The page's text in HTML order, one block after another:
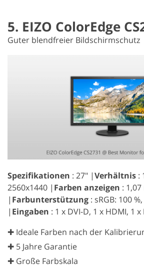
5. EIZO ColorEdge
Guter blendfreier Bildschirmschutz
Spezifikationen : 27″ |Verhältnis :
2560x1440 | Farben anzeigen :
| Farbunterstützung : sRGB: 100
| Eingaben : 1 x DVI-D, 1 x HDMI, 1
✚ Ideale Farben nach der
✚ 5 Jahre Garantie
✚ Große Farbskala